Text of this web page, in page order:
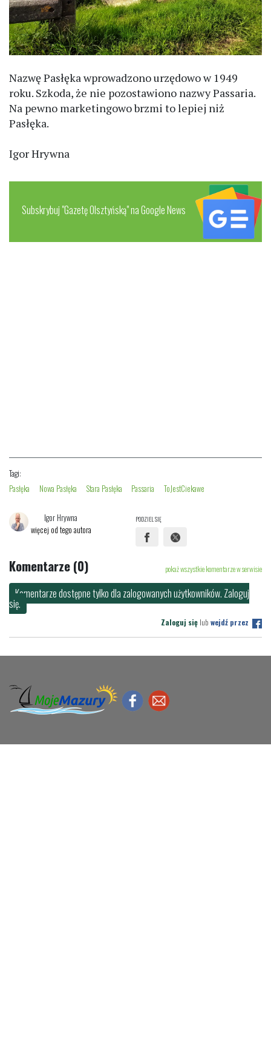
Nazwę Pasłęka wprowadzono urzędowo w 1949
roku. Szkoda, że nie pozostawiono nazwy Passaria.
Na pewno marketingowo brzmi to lepiej niż
Pasłęka.
Igor Hrywna
Subskrybuj "Gazetę Olsztyńską" na Google News
Tagi:
Pasłęka
Nowa Pasłęka Stara Pasłęka Passaria ToJestCiekawe
Igor Hrywna
więcej od tego autora
PODZIEL SIĘ
Komentarze (0) pokaż wszystkie komentarze w serwisie
Komentarze dostępne tylko dla zalogowanych użytkowników. Zaloguj
się.
Zaloguj się lub wejdź przez